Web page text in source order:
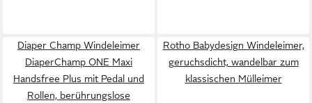
Diaper Champ Windeleimer
DiaperChamp ONE Maxi
Handsfree Plus mit Pedal und
Rollen, berührungslose
Rotho Babydesign Windeleimer,
geruchsdicht, wandelbar zum
klassischen Mülleimer